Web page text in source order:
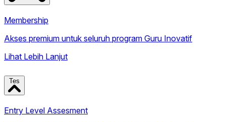
Membership
Akses premium untuk seluruh program Guru Inovatif
Lihat Lebih Lanjut
Tes
Entry Level Assesment